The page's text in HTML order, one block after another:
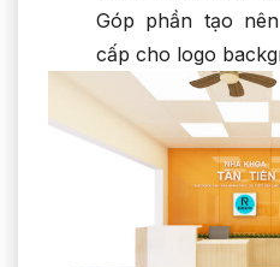
Góp phần tạo
cấp cho logo